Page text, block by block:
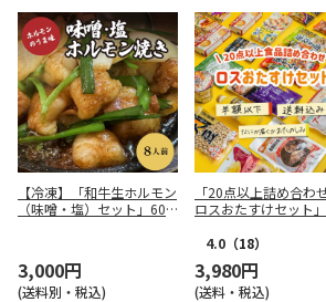
【冷凍】「和牛生ホルモン
（味噌・塩）セット」600
3,000円
(送料別・税込)
「20点以上詰め合わ
ロスおたすけセット」
4.0 （18）
3,980円
(送料・税込)